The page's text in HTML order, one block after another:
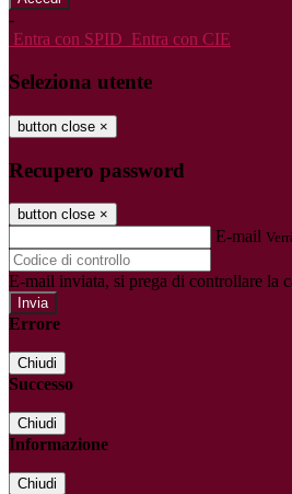
-
Entra con SPID Entra con CIE
Seleziona utente
button close ×
Recupero password
button close ×
E-mail
E-mail inviata, si prega di controllare la
Errore
Chiudi
Successo
Chiudi
Informazione
Chiudi